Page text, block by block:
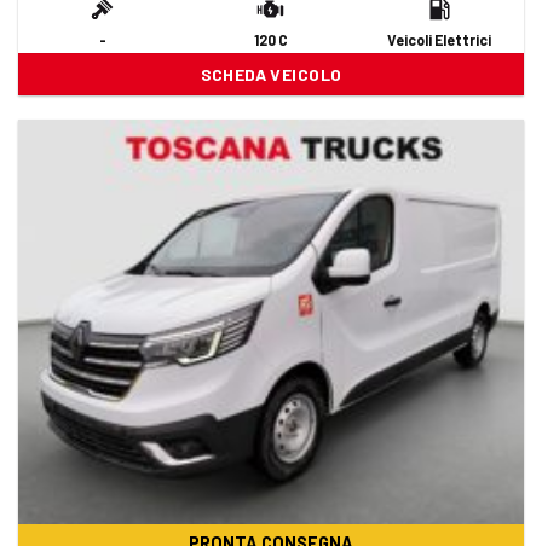
- 120 C Veicoli Elettrici
SCHEDA VEICOLO